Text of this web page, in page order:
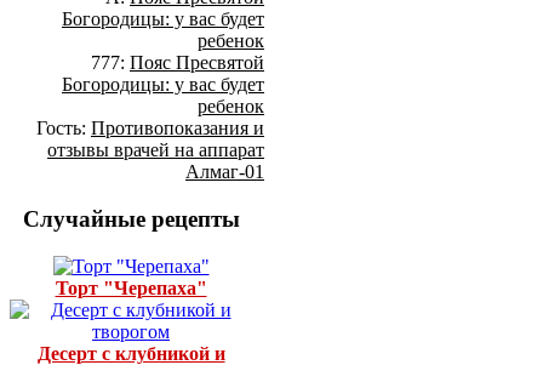
Богородицы: у вас будет
ребенок
777: Пояс Пресвятой
Богородицы: у вас будет
ребенок
Гость: Противопоказания и
отзывы врачей на аппарат
Алмаг-01
Случайные рецепты
Торт "Черепаха"
Десерт с клубникой и